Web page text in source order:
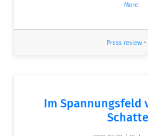
More
Press review•
Im Spannungsfeld